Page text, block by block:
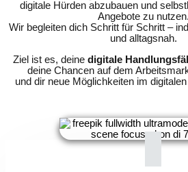
digitale Hürden abzubauen und
Angebote zu nutzen.
Wir begleiten dich Schritt für Schritt –
und alltagsnah.
Ziel ist es, deinedigitale
deine Chancen auf dem
und dir neue Möglichkeiten im